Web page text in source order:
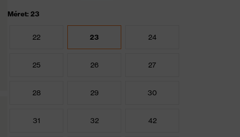
Méret: 23
22 23 24
25 26 27
28 29 30
31 32 42